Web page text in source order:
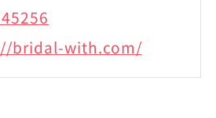
bridal-with.com/